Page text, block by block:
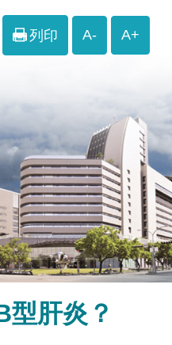
列印 A- A+
型肝炎？